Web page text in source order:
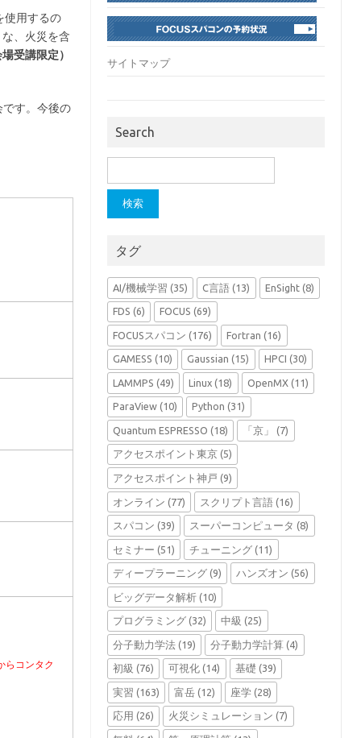
使用するの
、火災を含
受講限定）
です。今後の
らコンタク
サイトマップ
Search
索:
タグ
AI/機械学習 (35) C言語 (13) EnSight (8)
FDS (6) FOCUS (69)
FOCUSスパコン (176) Fortran (16)
GAMESS (10) Gaussian (15) HPCI (30)
LAMMPS (49) Linux (18) OpenMX (11)
ParaView(10) Python (31)
Quantum ESPRESSO (18) 「京」 (7)
アクセスポイント東京(5)
アクセスポイント神戸 (9)
オンライン (77) スクリプト言語 (16)
スパコン (39) スーパーコンピュータ (8)
セミナー (51) チューニング (11)
ディープラーニング(9) ハンズオン (56)
ビッグデータ解析(10)
プログラミング(32) 中級 (25)
分子動力学法(19) 分子動力学計算 (4)
初級 (76) 可視化 (14) 基礎 (39)
実習 (163) 富岳 (12) 座学 (28)
応用 (26) 火災シミュレーション (7)